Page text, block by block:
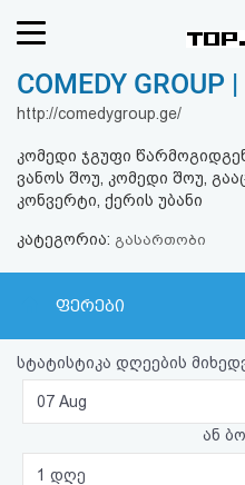
რეიტინგი
ფოსტა
კითხვა-
პასუხი
ავტორიზაცია
რეგისტრაცია
პაროლის
COMEDY
http://comedygroup.ge/
კომედი ჯგუფი
ვანოს შოუ, კომედი შოუ,
კონვერტი, ქერის უბანი
კატეგორია: გასართობი
ფერები
სტატისტიკა დღეების
07 Aug
ან
1 დღე